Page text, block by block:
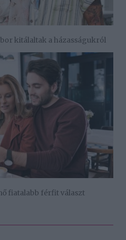
kitálaltak a házasságukról
fiatalabb férfit választ